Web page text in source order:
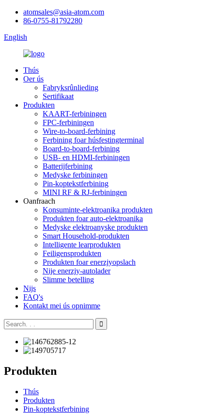
atomsales@asia-atom.com
86-0755-81792280
English
Thús
Oer ús
Fabryksrûnlieding
Sertifikaat
Produkten
KAART-ferbiningen
FPC-ferbiningen
Wire-to-board-ferbining
Ferbining foar húsfestingterminal
Board-to-board-ferbining
USB- en HDMI-ferbiningen
Batterijferbining
Medyske ferbiningen
Pin-koptekstferbining
MINI RF & RJ-ferbiningen
Oanfraach
Konsuminte-elektroanika produkten
Produkten foar auto-elektroanika
Medyske elektroanyske produkten
Smart Household-produkten
Intelligente learprodukten
Feiligensprodukten
Produkten foar enerzjyopslach
Nije enerzjy-autolader
Slimme betelling
Nijs
FAQ's
Kontakt mei ús opnimme
Produkten
Thús
Produkten
Pin-koptekstferbining